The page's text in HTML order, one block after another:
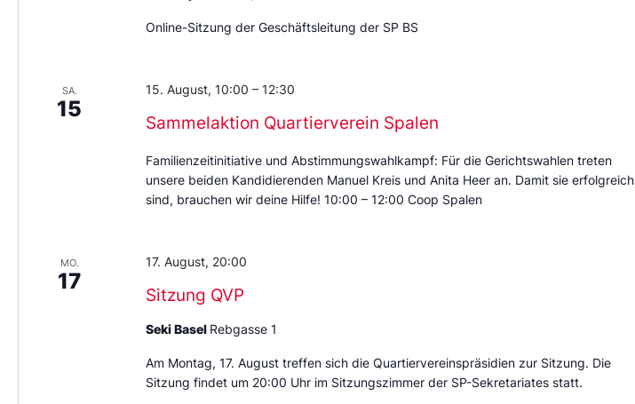
Online-Sitzung der Geschäftsleitung der SP BS
SA.
15
Sammelaktion Quartierverein Spalen
15. August, 10:00 – 12:30
Familienzeitinitiative und Abstimmungswahlkampf: Für die Gerichtswahlen treten
unsere beiden Kandidierenden Manuel Kreis und Anita Heer an. Damit sie erfolgreich
sind, brauchen wir deine Hilfe! 10:00 – 12:00 Coop Spalen
MO.
17
Sitzung QVP
17. August, 20:00
Seki Basel Rebgasse 1
Am Montag, 17. August treffen sich die Quartiervereinspräsidien zur Sitzung. Die
Sitzung findet um 20:00 Uhr im Sitzungszimmer der SP-Sekretariates statt.